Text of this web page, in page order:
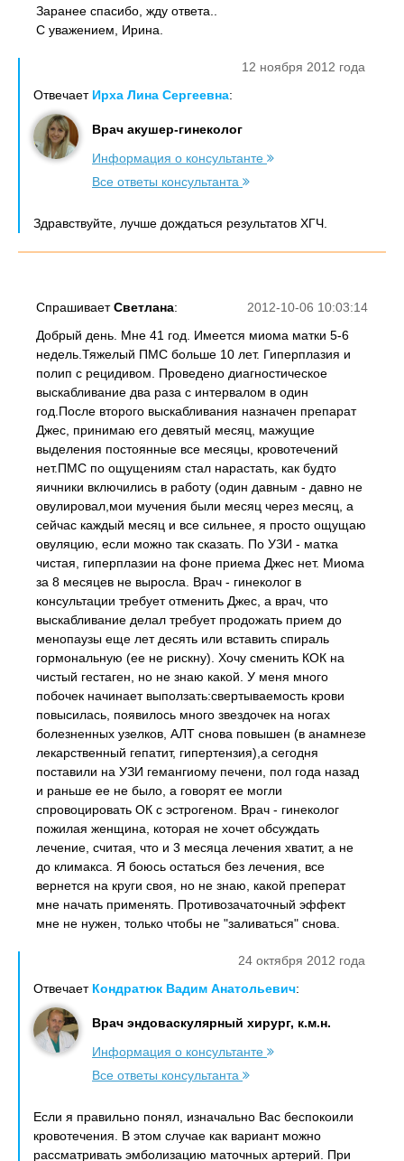
Заранее спасибо, жду ответа..
С уважением, Ирина.
12 ноября 2012 года
Отвечает Ирха Лина Сергеевна:
Врач акушер-гинеколог
Информация о консультанте
Все ответы консультанта
Здравствуйте, лучше дождаться результатов ХГЧ.
2012-10-06 10:03:14
СпрашиваетСветлана:
Добрый день. Мне 41 год. Имеется миома матки 5-6
недель.Тяжелый ПМС больше 10 лет. Гиперплазия и
полип с рецидивом. Проведено диагностическое
выскабливание два раза с интервалом в один
год.После второго выскабливания назначен препарат
Джес, принимаю его девятый месяц, мажущие
выделения постоянные все месяцы, кровотечений
нет.ПМС по ощущениям стал нарастать, как будто
яичники включились в работу (один давным - давно не
овулировал,мои мучения были месяц через месяц, а
сейчас каждый месяц и все сильнее, я просто ощущаю
овуляцию, если можно так сказать. По УЗИ - матка
чистая, гиперплазии на фоне приема Джес нет. Миома
за 8 месяцев не выросла. Врач - гинеколог в
консультации требует отменить Джес, а врач, что
выскабливание делал требует продожать прием до
менопаузы еще лет десять или вставить спираль
гормональную (ее не рискну). Хочу сменить КОК на
чистый гестаген, но не знаю какой. У меня много
побочек начинает выползать:свертываемость крови
повысилась, появилось много звездочек на ногах
болезненных узелков, АЛТ снова повышен (в анамнезе
лекарственный гепатит, гипертензия),а сегодня
поставили на УЗИ гемангиому печени, пол года назад
и раньше ее не было, а говорят ее могли
спровоцировать ОК с эстрогеном. Врач - гинеколог
пожилая женщина, которая не хочет обсуждать
лечение, считая, что и 3 месяца лечения хватит, а не
до климакса. Я боюсь остаться без лечения, все
вернется на круги своя, но не знаю, какой преперат
мне начать применять. Противозачаточный эффект
мне не нужен, только чтобы не "заливаться" снова.
24 октября 2012 года
Отвечает Кондратюк Вадим Анатольевич:
Врач эндоваскулярный хирург, к.м.н.
Информация о консультанте
Все ответы консультанта
Если я правильно понял, изначально Вас беспокоили
кровотечения. В этом случае как вариант можно
рассматривать эмболизацию маточных артерий. При